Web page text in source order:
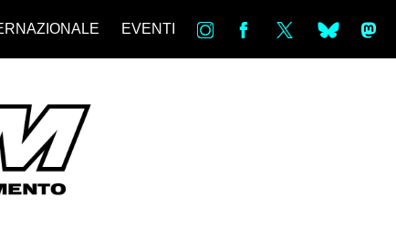
EVENTI in bsky ms